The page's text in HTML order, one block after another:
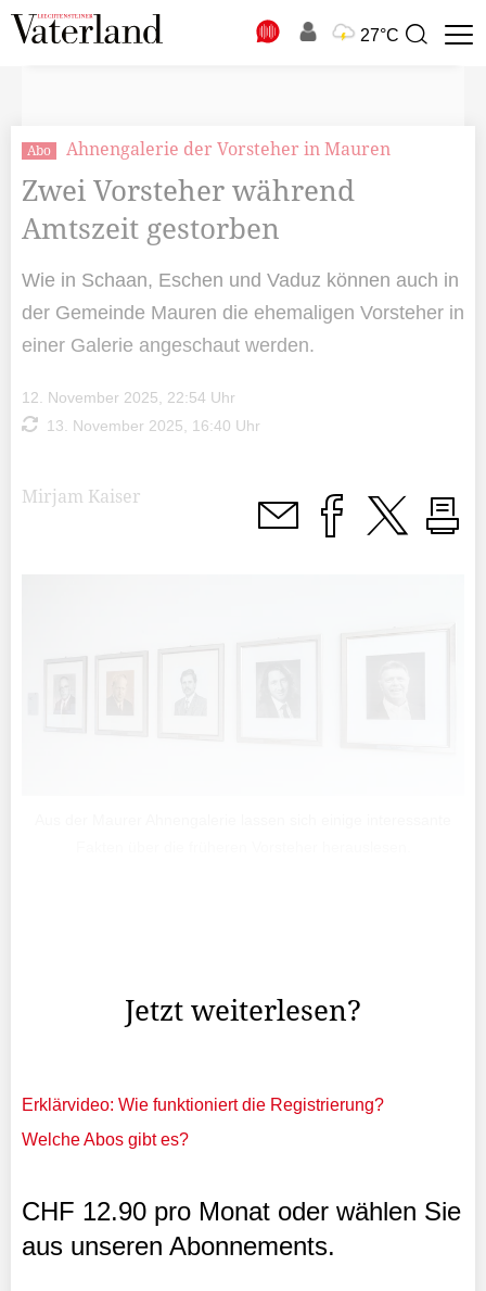
27°C
Suchbegriff
Abo Ahnengalerie der Vorsteher in Mauren
Zwei Vorsteher während
Amtszeit gestorben
Wie in Schaan, Eschen und Vaduz können auch in
der Gemeinde Mauren die ehemaligen Vorsteher in
einer Galerie angeschaut werden.
12. November 2025, 22:54 Uhr
13. November 2025, 16:40 Uhr
Mirjam Kaiser
Jetzt weiterlesen?
Erklärvideo: Wie funktioniert die Registrierung?
Welche Abos gibt es?
CHF 12.90 pro Monat oder wählen Sie
aus unseren Abonnements.